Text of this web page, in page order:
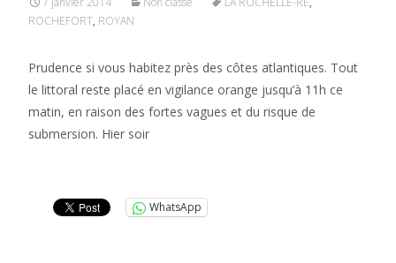
ROCHEFORT, ROYAN
Prudence si vous habitez près des côtes atlantiques. Tout
le littoral reste placé en vigilance orange jusqu’à 11h ce
matin, en raison des fortes vagues et du risque de
submersion. Hier soir
WhatsApp